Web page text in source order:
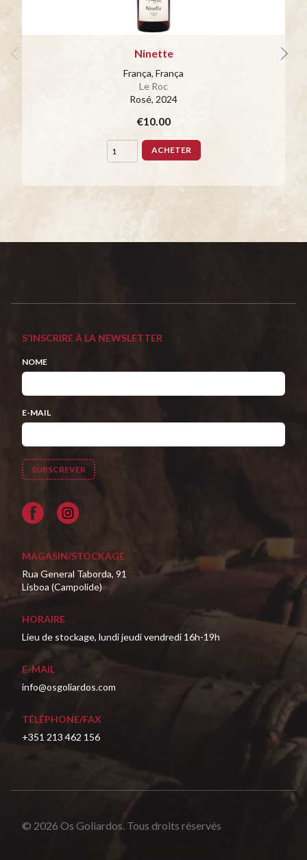
Ninette
França, França
Le Roc
Rosé, 2024
€10.00
ACHETER
S'INSCRIRE À LA NEWSLETTER
NOME
E-MAIL
Facebook
MAGASIN/STOCKAGE
Rua General Taborda, 91
Lisboa (Campolide)
HORAIRE
Lieu de stockage, lundi jeudi vendredi 16h-19h
E-MAIL
info@osgoliardos.com
TÉLÉPHONE/FAX
+351 213 462 156
© 2026 Os Goliardos. Tous droits réservés